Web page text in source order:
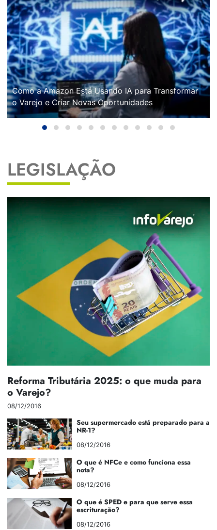
Como a Amazon Está Usando IA para Transformar
o Varejo e Criar Novas Oportunidades
LEGISLAÇÃO
Reforma Tributária 2025: o que muda para
o Varejo?
08/12/2016
Seu supermercado está preparado para a
NR-1?
08/12/2016
O que é NFCe e como funciona essa
nota?
08/12/2016
O que é SPED e para que serve essa
escrituração?
08/12/2016